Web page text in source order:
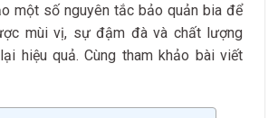
một số nguyên tắc bảo quản bia để
mùi vị, sự đậm đà và chất lượng
hiệu quả. Cùng tham khảo bài viết